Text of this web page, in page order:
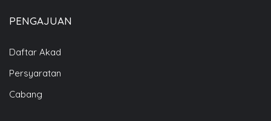
PENGAJUAN
Daftar Akad
Persyaratan
Cabang